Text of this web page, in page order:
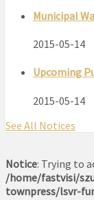
Municipal
2015-05-14
Upcoming
2015-05-14
See All Notices
Notice: Trying to
/home/fastvisi/
townpress/lsvr-